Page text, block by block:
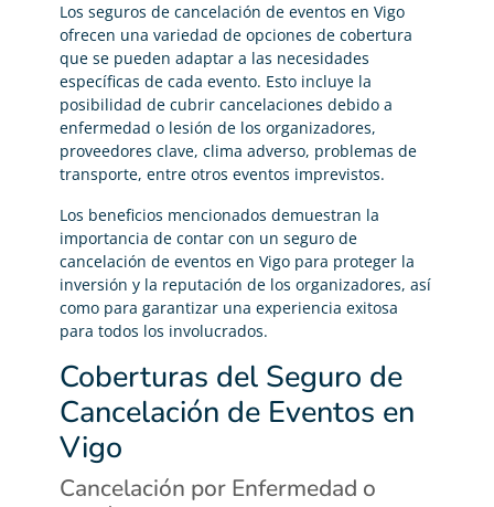
Los seguros de cancelación de eventos en Vigo
ofrecen una variedad de opciones de cobertura
que se pueden adaptar a las necesidades
específicas de cada evento. Esto incluye la
posibilidad de cubrir cancelaciones debido a
enfermedad o lesión de los organizadores,
proveedores clave, clima adverso, problemas de
transporte, entre otros eventos imprevistos.
Los beneficios mencionados demuestran la
importancia de contar con un seguro de
cancelación de eventos en Vigo para proteger la
inversión y la reputación de los organizadores, así
como para garantizar una experiencia exitosa
para todos los involucrados.
Coberturas del Seguro de
Cancelación de Eventos en
Vigo
Cancelación por Enfermedad o